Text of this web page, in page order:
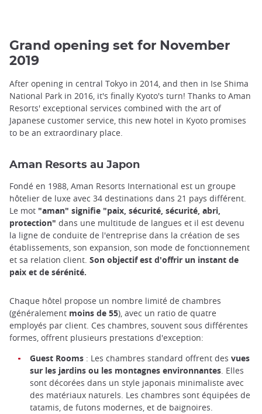
Grand opening set for November
2019
After opening in central Tokyo in 2014, and then in Ise Shima
National Park in 2016, it's finally Kyoto's turn! Thanks to Aman
Resorts' exceptional services combined with the art of
Japanese customer service, this new hotel in Kyoto promises
to be an extraordinary place.
Aman Resorts au Japon
Fondé en 1988, Aman Resorts International est un groupe
hôtelier de luxe avec 34 destinations dans 21 pays différent.
Le mot "aman" signifie "paix, sécurité, sécurité, abri,
protection" dans une multitude de langues et il est devenu
la ligne de conduite de l'entreprise dans la création de ses
établissements, son expansion, son mode de fonctionnement
et sa relation client. Son objectif est d'offrir un instant de
paix et de sérénité.
Chaque hôtel propose un nombre limité de chambres
(généralement moins de 55), avec un ratio de quatre
employés par client. Ces chambres, souvent sous différentes
formes, offrent plusieurs prestations d'exception:
Guest Rooms : Les chambres standard offrent des vues
sur les jardins ou les montagnes environnantes. Elles
sont décorées dans un style japonais minimaliste avec
des matériaux naturels. Les chambres sont équipées de
tatamis, de futons modernes, et de baignoires.